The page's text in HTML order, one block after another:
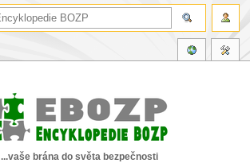
...vaše brána do světa bezpečnosti